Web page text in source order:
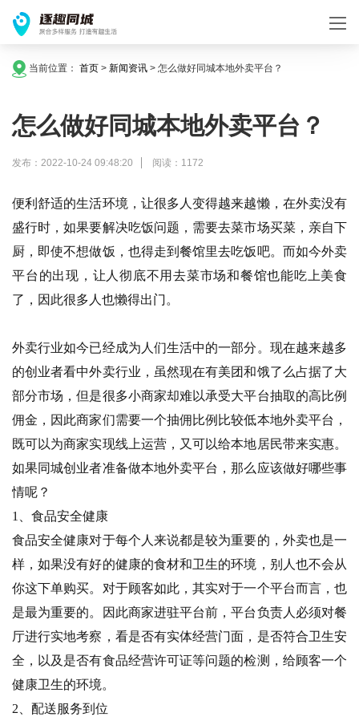
当前位置： 首页 > 新闻资讯 > 怎么做好同城本地外卖平台？
怎么做好同城本地外卖平台？
发布：2022-10-24 09:48:20 阅读：1172
便利舒适的生活环境，让很多人变得越来越懒，在外卖没有
盛行时，如果要解决吃饭问题，需要去菜市场买菜，亲自下
厨，即使不想做饭，也得走到餐馆里去吃饭吧。而如今外卖
平台的出现，让人彻底不用去菜市场和餐馆也能吃上美食
了，因此很多人也懒得出门。
外卖行业如今已经成为人们生活中的一部分。现在越来越多
的创业者看中外卖行业，虽然现在有美团和饿了么占据了大
部分市场，但是很多小商家却难以承受大平台抽取的高比例
佣金，因此商家们需要一个抽佣比例比较低本地外卖平台，
既可以为商家实现线上运营，又可以给本地居民带来实惠。
如果同城创业者准备做本地外卖平台，那么应该做好哪些事
情呢？
1、食品安全健康
食品安全健康对于每个人来说都是较为重要的，外卖也是一
样，如果没有好的健康的食材和卫生的环境，别人也不会从
你这下单购买。对于顾客如此，其实对于一个平台而言，也
是最为重要的。因此商家进驻平台前，平台负责人必须对餐
厅进行实地考察，看是否有实体经营门面，是否符合卫生安
全，以及是否有食品经营许可证等问题的检测，给顾客一个
健康卫生的环境。
2、配送服务到位